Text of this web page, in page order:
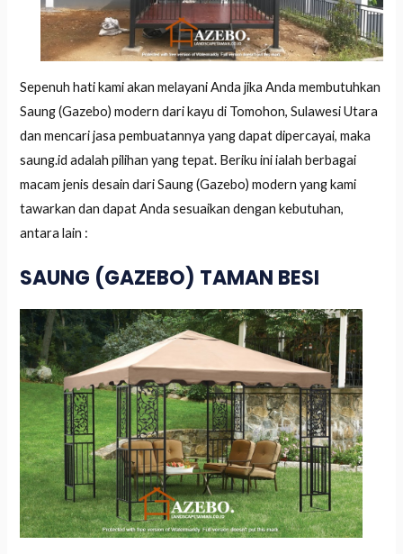
Sepenuh hati kami akan melayani Anda jika Anda membutuhkan
Saung (Gazebo) modern dari kayu di Tomohon, Sulawesi Utara
dan mencari jasa pembuatannya yang dapat dipercayai, maka
saung.id adalah pilihan yang tepat. Beriku ini ialah berbagai
macam jenis desain dari Saung (Gazebo) modern yang kami
tawarkan dan dapat Anda sesuaikan dengan kebutuhan,
antara lain :
SAUNG (GAZEBO) TAMAN BESI